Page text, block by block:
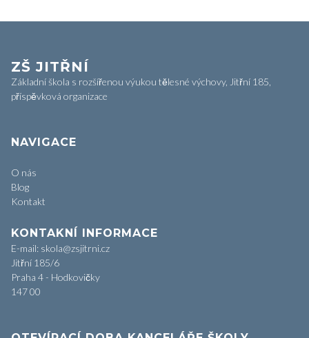
ZŠ JITŘNÍ
Základní škola s rozšířenou výukou tělesné výchovy, Jitřní 185,
příspěvková organizace
NAVIGACE
O nás
Blog
Kontakt
KONTAKNÍ INFORMACE
E-mail: skola@zsjitrni.cz
Jitřní 185/6
Praha 4 - Hodkovičky
147 00